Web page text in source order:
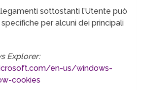
sottostanti l’Utente può
per alcuni dei principali
Explorer:
en-us/windows-
cookies